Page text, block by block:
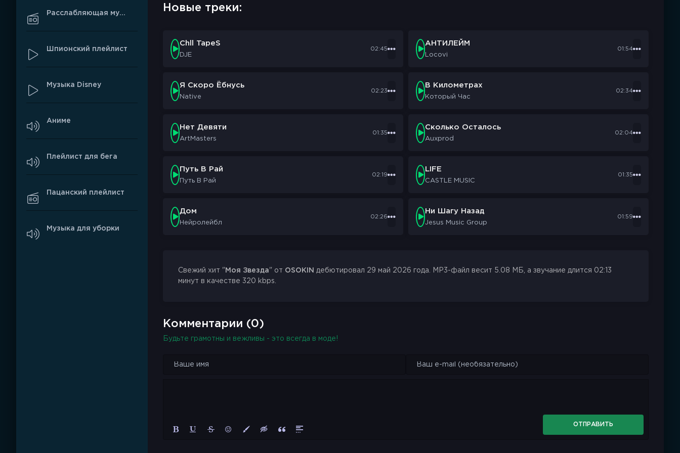
Новые треки:
Chll TapeS
DJE
02:45
АНТИЛЕЙМ
Locovi
01:54
Я Скоро Ёбнусь
Native
02:23
В Километрах
Который Час
02:34
Нет Девяти
ArtMasters
01:35
Сколько Осталось
Auxprod
02:04
Путь В Рай
Путь В Рай
02:19
LIFE
CASTLE MUSIC
01:35
Дом
Нейролейбл
02:26
Ни Шагу Назад
Jesus Music Group
01:59
Свежий хит " Моя Звезда" от OSOKIN
дебютировал 29 май 2026 года. MP3-файл весит 5.08 МБ, а звучание длится 02:13
минут в качестве 320 kbps.
Комментарии (0)
Будьте грамотны и вежливы - это всегда в моде!
ОТПРАВИТЬ
Расслабляющая музыка
Шпионский плейлист
Музыка Disney
Аниме
Плейлист для бега
Пацанский плейлист
Музыка для уборки